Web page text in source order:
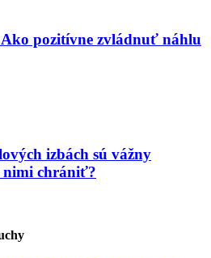
pozitívne zvládnuť náhlu
izbách sú vážny
nimi chrániť?